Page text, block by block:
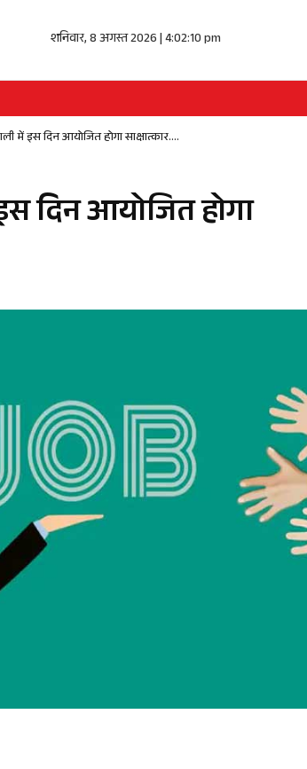
शनिवार, 8 अगस्त 2026 | 4:02:10 pm
में इस दिन आयोजित होगा साक्षात्कार….
दिन आयोजित होगा